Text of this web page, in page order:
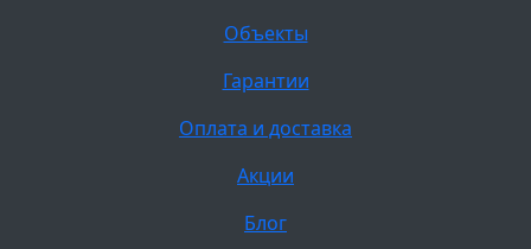
Объекты
Гарантии
Оплата и доставка
Акции
Блог